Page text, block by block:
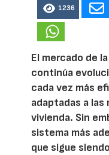
1236
El mercado de
continúa
cada vez más
adaptadas a
vivienda. Sin
sistema más
que sigue